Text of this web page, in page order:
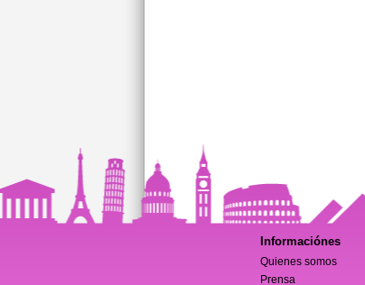
Informaciónes
Quienes somos
Prensa